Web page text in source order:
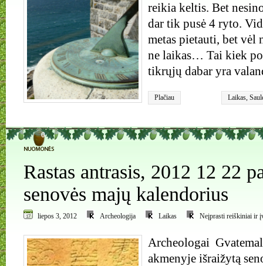
reikia keltis. Bet
dar tik pusė 4 ryto.
metas pietauti, bet vėl
ne laikas… Tai kiek
tikrųjų dabar yra
Plačiau Laikas,
0
Rastas antrasis, 2012 12 22
senovės majų kalendorius
liepos 3, 2012 Archeologija Laikas Neįprasti reiškiniai ir
Archeologai
akmenyje išraižytą